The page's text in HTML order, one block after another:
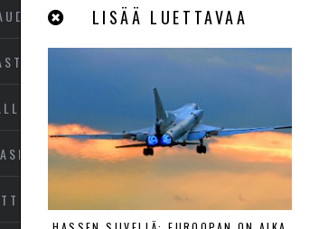
LISÄÄ LUETTAVAA
KUVA
ILMAILU